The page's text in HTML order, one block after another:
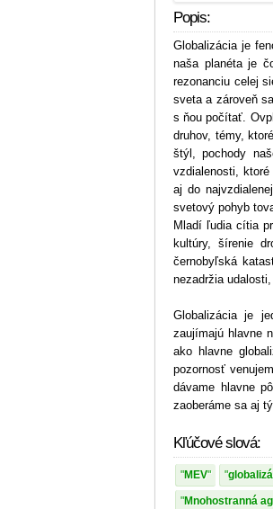
Popis:
Globalizácia je
naša planéta je
rezonanciu celej
sveta a zároveň
s ňou počítať.
druhov, témy,
štýl, pochody
vzdialenosti,
aj do
svetový pohyb
Mladí ľudia cítia
kultúry, šírenie
černobyľská
nezadržia
Globalizácia je
zaujímajú hlavne
ako hlavne
pozornosť
dávame hlavne
zaoberáme sa aj
Kľúčové slová:
MEV
Mnohostranná